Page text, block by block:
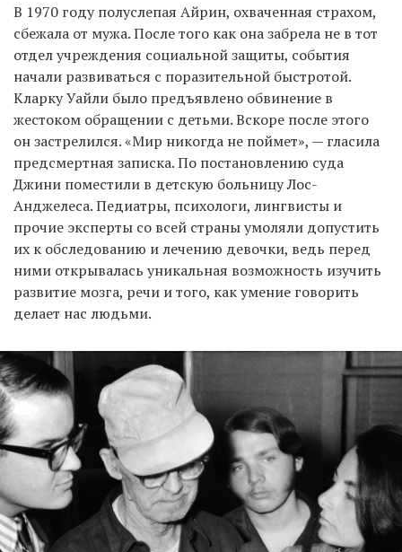
В 1970 году полуслепая Айрин, охваченная страхом,
сбежала от мужа. После того как она забрела не в тот
отдел учреждения социальной защиты, события
начали развиваться с поразительной быстротой.
Кларку Уайли было предъявлено обвинение в
жестоком обращении с детьми. Вскоре после этого
он застрелился. «Мир никогда не поймет», — гласила
предсмертная записка. По постановлению суда
Джини поместили в детскую больницу Лос-
Анджелеса. Педиатры, психологи, лингвисты и
прочие эксперты со всей страны умоляли допустить
их к обследованию и лечению девочки, ведь перед
ними открывалась уникальная возможность изучить
развитие мозга, речи и того, как умение говорить
делает нас людьми.